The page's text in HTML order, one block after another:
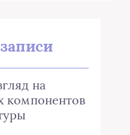
на
компонентов